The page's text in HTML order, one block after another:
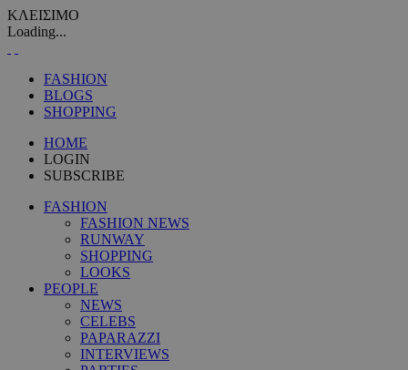
ΚΛΕΙΣΙΜΟ
Loading...
FASHION
BLOGS
SHOPPING
HOME
LOGIN
SUBSCRIBE
FASHION
FASHION NEWS
RUNWAY
SHOPPING
LOOKS
PEOPLE
NEWS
CELEBS
PAPARAZZI
INTERVIEWS